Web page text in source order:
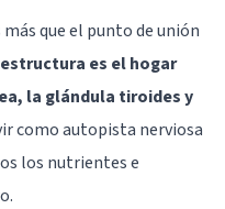
que el punto de unión
es el hogar
la glándula tiroides y
como autopista nerviosa
los nutrientes e